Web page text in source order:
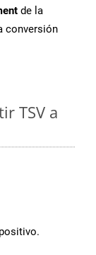
de la
conversión
TSV a